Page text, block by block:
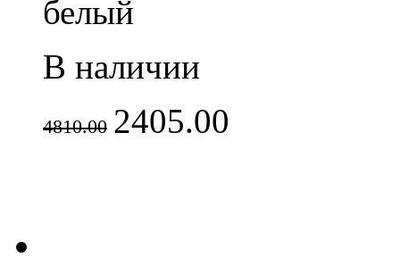
белый
В наличии
4810.00 2405.00